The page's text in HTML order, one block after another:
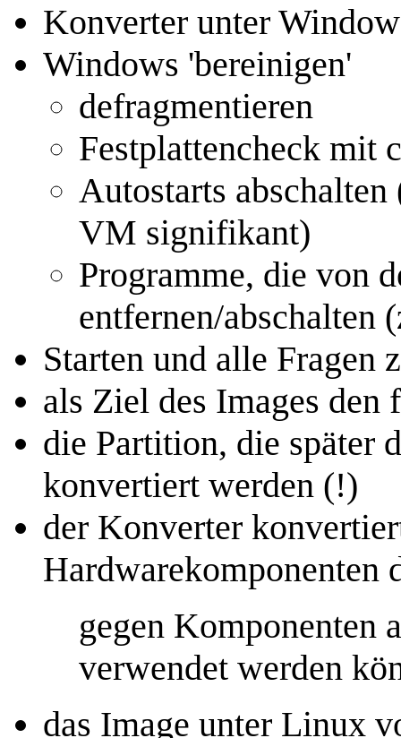
Konverter unter
Windows 'bereinigen'
defragmentieren
Festplattencheck mit
Autostarts abschalten
VM signifikant)
Programme, die von
entfernen/abschalten
Starten und alle Fragen
als Ziel des Images den
die Partition, die später
konvertiert werden (!)
der Konverter
Hardwarekomponenten
gegen Komponenten
verwendet werden
das Image unter Linux